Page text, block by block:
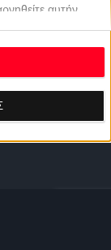
αυτήν
κλικ στο